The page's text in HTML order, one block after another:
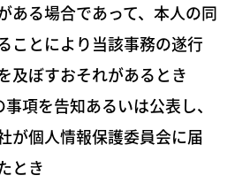
ある場合であって、本人の同
ことにより当該事務の遂行
及ぼすおそれがあるとき
項を告知あるいは公表し、
が個人情報保護委員会に届
とき